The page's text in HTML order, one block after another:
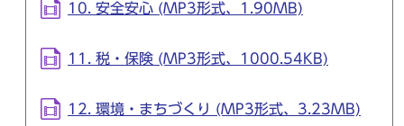
10. 安全安心 (MP3形式、1.90MB)
11. 税・保険 (MP3形式、1000.54KB)
12. 環境・まちづくり (MP3形式、3.23MB)